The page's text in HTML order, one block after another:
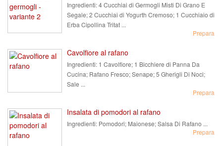
Ingredienti:4 Cucchiai di Germogli Misti Di Grano E
Segale; 2 Cucchiai di Yogurth Cremoso; 1 Cucchiaio di
Erba Cipollina Tritat ...
Prepara
Cavolfiore al rafano
Ingredienti: 1 Cavolfiore; 1 Bicchiere di Panna Da
Cucina; Rafano Fresco; Senape; 5 Gherigli Di Noci;
Sale ...
Prepara
Insalata di pomodori al rafano
Ingredienti: Pomodori; Maionese; Salsa Di Rafano ...
Prepara